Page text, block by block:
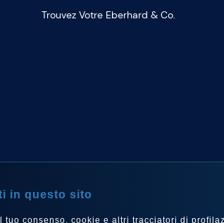
Trouvez Votre Eberhard & Co.
in questo sito
consenso, cookie e altri tracciatori di